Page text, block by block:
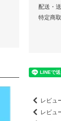
配送・
特定商
レビュ
レビュ